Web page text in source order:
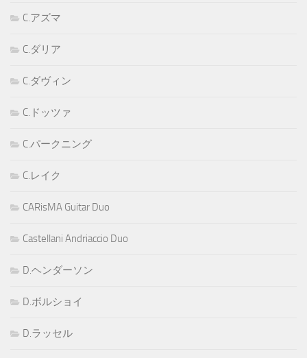
C.アズマ
C.ダリア
C.ダヴィン
C.ドッツァ
C.パークニング
C.レイク
CARisMA Guitar Duo
Castellani Andriaccio Duo
D.ヘンダーソン
D.ボルショイ
D.ラッセル